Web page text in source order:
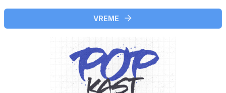
VREME